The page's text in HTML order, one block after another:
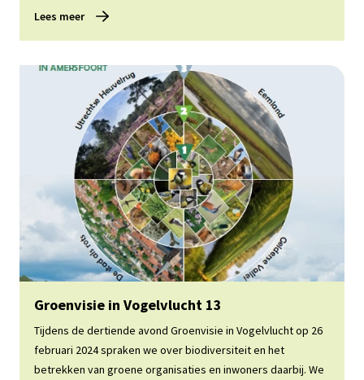
Lees meer
Lees meer
Groenvisie in Vogelvlucht 13
Tijdens de dertiende avond Groenvisie in Vogelvlucht op 26
februari 2024 spraken we over biodiversiteit en het
betrekken van groene organisaties en inwoners daarbij. We